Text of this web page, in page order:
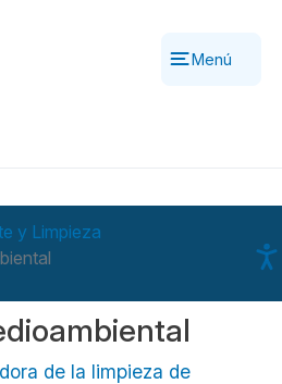
Menú
y Limpieza
de la limpieza de